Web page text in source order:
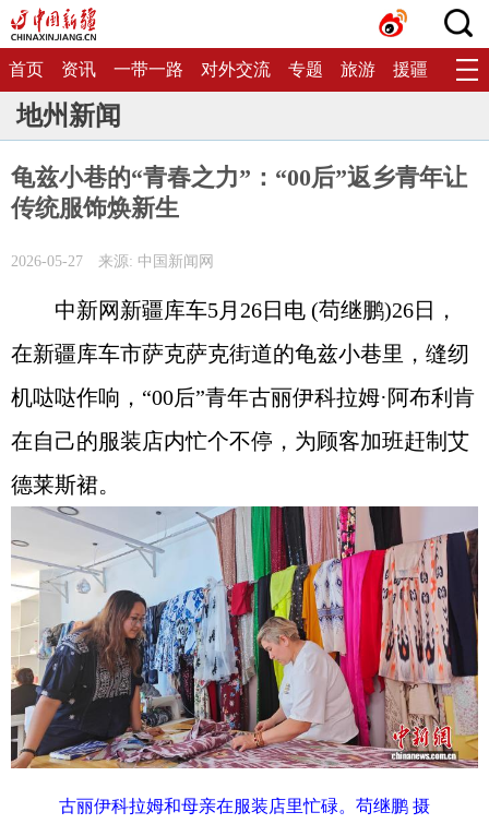
首页 资讯 一带一路 对外交流 专题 旅游 援疆 生态
地州新闻
龟兹小巷的“青春之力”：“00后”返乡青年让
传统服饰焕新生
2026-05-27 来源: 中国新闻网
中新网新疆库车5月26日电 (苟继鹏)26日，
在新疆库车市萨克萨克街道的龟兹小巷里，缝纫
机哒哒作响，“00后”青年古丽伊科拉姆·阿布利肯
在自己的服装店内忙个不停，为顾客加班赶制艾
德莱斯裙。
古丽伊科拉姆和母亲在服装店里忙碌。苟继鹏 摄